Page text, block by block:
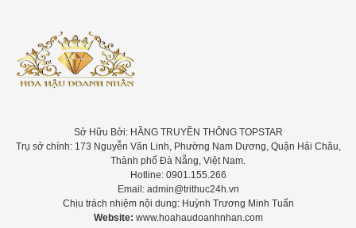
Sở Hữu Bởi: HÃNG TRUYỀN THÔNG TOPSTAR
Trụ sở chính: 173 Nguyễn Văn Linh, Phường Nam Dương, Quận Hải Châu,
Thành phố Đà Nẵng, Việt Nam.
Hotline: 0901.155.266
Email: admin@trithuc24h.vn
Chịu trách nhiệm nội dung: Huỳnh Trương Minh Tuấn
Website: www.hoahaudoanhnhan.com